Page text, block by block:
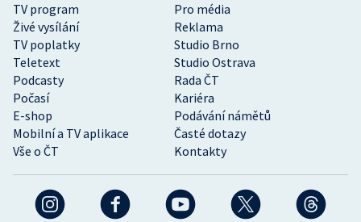
TV program
Pro média
Živé vysílání
Reklama
TV poplatky
Studio Brno
Teletext
Studio Ostrava
Podcasty
Rada ČT
Počasí
Kariéra
E-shop
Podávání námětů
Mobilní a TV aplikace
Časté dotazy
Vše o ČT
Kontakty